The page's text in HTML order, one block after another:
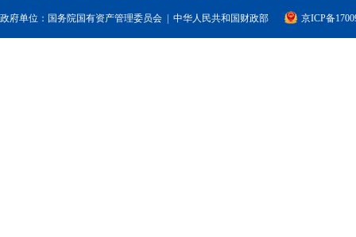
政府单位： 国务院国有资产管理委员会 中华人民共和国财政部 京ICP备